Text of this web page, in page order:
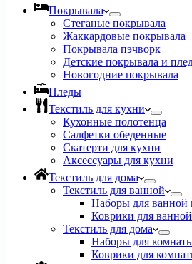
Покрывала
Стеганые покрывала
Жаккардовые покрывала
Покрывала пэчворк
Детские покрывала и
Новогодние покрывала
Пледы
Текстиль для кухни
Кухонные полотенца
Салфетки обеденные
Скатерти для кухни
Аксессуары для кухни
Текстиль для дома
Текстиль для ванной
Наборы для ванной
Коврики для ванной
Текстиль для дома
Наборы для
Коврики для